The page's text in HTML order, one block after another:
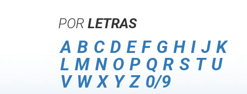
POR LETRAS
A B C D E F G H I J K
L M N O P Q R S T U
V W X Y Z 0/9